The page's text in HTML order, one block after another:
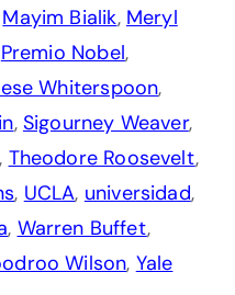
Mayim Bialik, Meryl
Premio Nobel,
Whiterspoon,
, Sigourney Weaver,
, Theodore Roosevelt,
, UCLA, universidad,
, Warren Buffet,
Wilson, Yale